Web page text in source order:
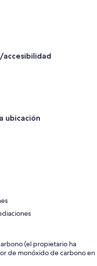
accesibilidad
ubicación
(el propietario ha
de monóxido de carbono en